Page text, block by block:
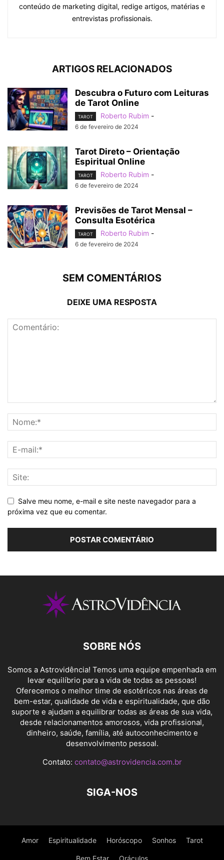
conteúdo de marketing digital, redige artigos, matérias e
entrevistas profissionais.
ARTIGOS RELACIONADOS
Descubra o Futuro com Leituras
de Tarot Online
TAROT Roberto Rubim -
6 de fevereiro de 2024
Tarot Direto – Orientação
Espiritual Online
TAROT Roberto Rubim -
6 de fevereiro de 2024
Previsões de Tarot Mensal –
Consulta Esotérica
TAROT Roberto Rubim -
6 de fevereiro de 2024
SEM COMENTÁRIOS
DEIXE UMA RESPOSTA
Salve meu nome, e-mail e site neste navegador para a
próxima vez que eu comentar.
SOBRE NÓS
Somos a Astrovidência! Temos uma equipe empenhada em
levar equilíbrio para a vida de todas as pessoas!
Oferecemos o melhor time de esotéricos nas áreas de
bem-estar, qualidade de vida e espiritualidade, que dão
suporte e ajudam a equilibrar todas as áreas de sua vida,
desde relacionamentos amorosos, vida profissional,
dinheiro, saúde, família, até autoconhecimento e
desenvolvimento pessoal.
Contato: contato@astrovidencia.com.br
SIGA-NOS
Amor Espiritualidade Horóscopo Sonhos Tarot